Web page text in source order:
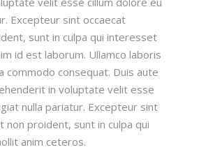
Excepteur sint occaecat
sunt in culpa qui interesset
id est laborum. Ullamco laboris
commodo consequat. Duis aute
in voluptate velit esse
nulla pariatur. Excepteur sint
non proident, sunt in culpa qui
anim ceteros.